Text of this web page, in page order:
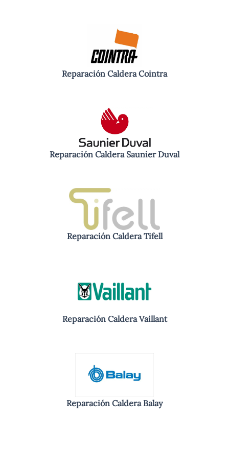
Reparación Caldera Cointra
Reparación Caldera Saunier Duval
Reparación Caldera Tifell
Reparación Caldera Vaillant
Reparación Caldera Balay